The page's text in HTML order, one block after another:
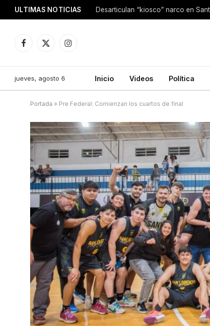
ULTIMAS NOTICIAS
Facebook
X
Instagram
jueves, agosto 6 Inicio Videos Política
Portada » Pre Federal: Comienzan los cuartos de final